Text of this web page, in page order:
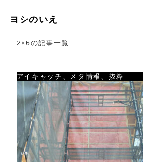
ヨシのいえ
2×6の記事一覧
アイキャッチ、メタ情報、抜粋